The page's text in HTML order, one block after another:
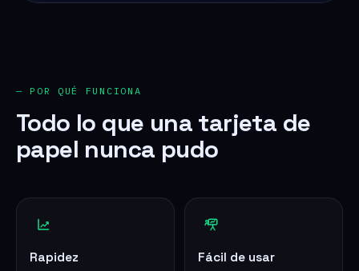
— POR QUÉ FUNCIONA
Todo lo que una tarjeta de
papel nunca pudo
Rapidez Fácil de usar